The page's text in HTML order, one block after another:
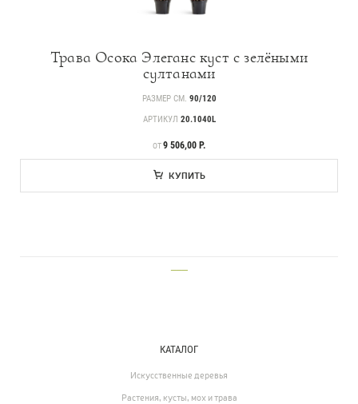
Трава Осока Элеганс куст с зелёными
султанами
РАЗМЕР СМ. 90/120
АРТИКУЛ 20.1040L
ЦЕНА
ОТ9 506,00 Р.
КУПИТЬ
КАТАЛОГ
Искусственные деревья
Растения, кусты, мох и трава
Прайс-листы и каталоги